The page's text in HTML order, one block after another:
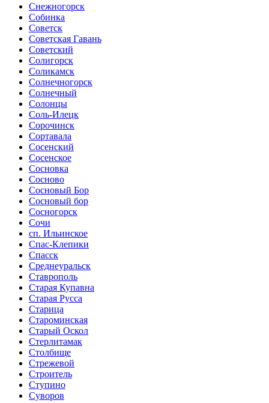
Снежногорск
Собинка
Советск
Советская Гавань
Советский
Солигорск
Соликамск
Солнечногорск
Солнечный
Солонцы
Соль-Илецк
Сорочинск
Сортавала
Сосенский
Сосенское
Сосновка
Сосново
Сосновый Бор
Сосновый бор
Сосногорск
Сочи
сп. Ильинское
Спас-Клепики
Спасск
Среднеуральск
Ставрополь
Старая Купавна
Старая Русса
Старица
Староминская
Старый Оскол
Стерлитамак
Столбище
Стрежевой
Строитель
Ступино
Суворов